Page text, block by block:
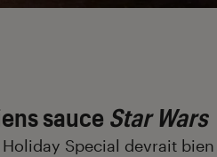
sauce Star Wars
Holiday Special devrait